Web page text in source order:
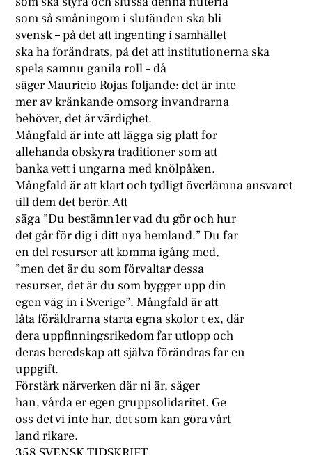
som så småningom i slutänden ska bli
svensk – på det att ingenting i samhället
ska ha forändrats, på det att institutionerna ska
spela samnu ganila roll – då
säger Mauricio Rojas foljande: det är inte
mer av kränkande omsorg invandrarna
behöver, det är värdighet.
Mångfald är inte att lägga sig platt for
allehanda obskyra traditioner som att
banka vett i ungarna med knölpåken.
Mångfald är att klart och tydligt överlämna ansvaret
till dem det berör. Att
säga ”Du bestämn1er vad du gör och hur
det går för dig i ditt nya hemland.” Du far
en del resurser att komma igång med,
”men det är du som förvaltar dessa
resurser, det är du som bygger upp din
egen väg in i Sverige”. Mångfald är att
låta föräldrarna starta egna skolor t ex, där
dera uppfinningsrikedom far utlopp och
deras beredskap att själva förändras far en
uppgift.
Förstärk närverken där ni är, säger
han, vårda er egen gruppsolidaritet. Ge
oss det vi inte har, det som kan göra vårt
land rikare.